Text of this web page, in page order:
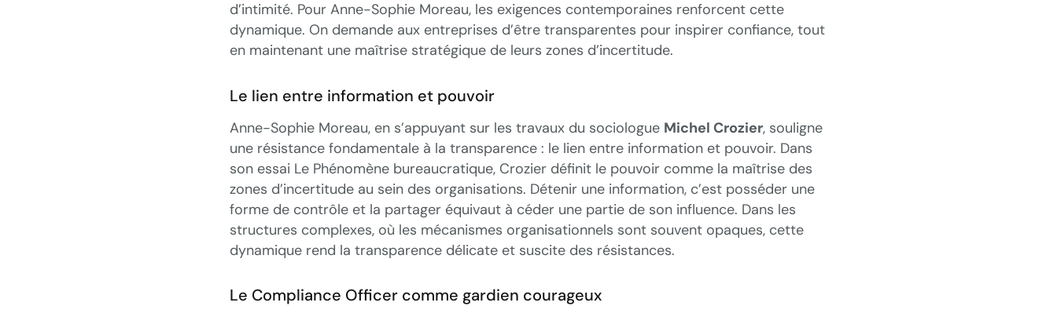
d’intimité. Pour Anne-Sophie Moreau, les exigences contemporaines renforcent cette
dynamique. On demande aux entreprises d’être transparentes pour inspirer confiance, tout
en maintenant une maîtrise stratégique de leurs zones d’incertitude.
Le lien entre information et pouvoir
Anne-Sophie Moreau, en s’appuyant sur les travaux du sociologue Michel Crozier, souligne
une résistance fondamentale à la transparence : le lien entre information et pouvoir. Dans
son essai Le Phénomène bureaucratique, Crozier définit le pouvoir comme la maîtrise des
zones d’incertitude au sein des organisations. Détenir une information, c’est posséder une
forme de contrôle et la partager équivaut à céder une partie de son influence. Dans les
structures complexes, où les mécanismes organisationnels sont souvent opaques, cette
dynamique rend la transparence délicate et suscite des résistances.
Le Compliance Officer comme gardien courageux